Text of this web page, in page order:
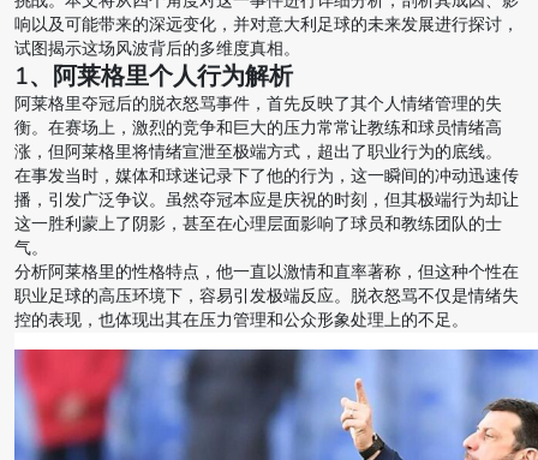
响以及可能带来的深远变化，并对意大利足球的未来发展进行探讨，
试图揭示这场风波背后的多维度真相。
1、阿莱格里个人行为解析
阿莱格里夺冠后的脱衣怒骂事件，首先反映了其个人情绪管理的失
衡。在赛场上，激烈的竞争和巨大的压力常常让教练和球员情绪高
涨，但阿莱格里将情绪宣泄至极端方式，超出了职业行为的底线。
在事发当时，媒体和球迷记录下了他的行为，这一瞬间的冲动迅速传
播，引发广泛争议。虽然夺冠本应是庆祝的时刻，但其极端行为却让
这一胜利蒙上了阴影，甚至在心理层面影响了球员和教练团队的士
气。
分析阿莱格里的性格特点，他一直以激情和直率著称，但这种个性在
职业足球的高压环境下，容易引发极端反应。脱衣怒骂不仅是情绪失
控的表现，也体现出其在压力管理和公众形象处理上的不足。